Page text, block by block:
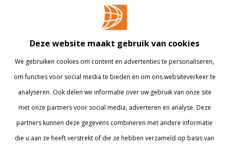
Bedrijven
Onderzoek
Alumni
Werken bij
Contact
Library
Webshop
Internationaal
Deze website maakt gebruik van cookies
We gebruiken cookies om content en advertenties te personaliseren,
om functies voor social media te bieden en om ons websiteverkeer te
analyseren. Ook delen we informatie over uw gebruik van onze site
met onze partners voor social media, adverteren en analyse. Deze
partners kunnen deze gegevens combineren met andere informatie
die u aan ze heeft verstrekt of die ze hebben verzameld op basis van